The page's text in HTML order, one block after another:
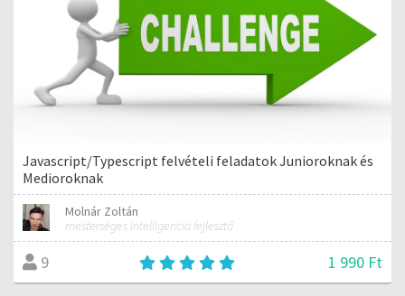
Javascript/Typescript felvételi feladatok Junioroknak és
Medioroknak
Molnár Zoltán
mesterséges intelligencia fejlesztő
9 1 990 Ft